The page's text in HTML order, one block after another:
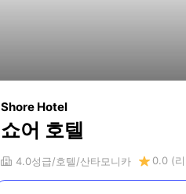
Shore Hotel
쇼어 호텔
4.0성급 호텔 산타모니카 0.0 (